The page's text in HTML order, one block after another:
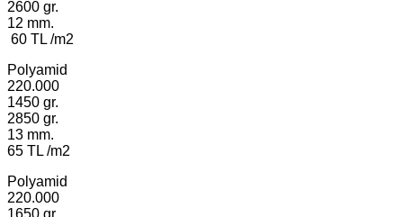
2600 gr.
12 mm.
60 TL /m2
Polyamid
220.000
1450 gr.
2850 gr.
13 mm.
65 TL /m2
Polyamid
220.000
1650 gr.